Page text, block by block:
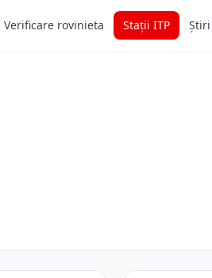
Verificare rovinieta Stații ITP Știri